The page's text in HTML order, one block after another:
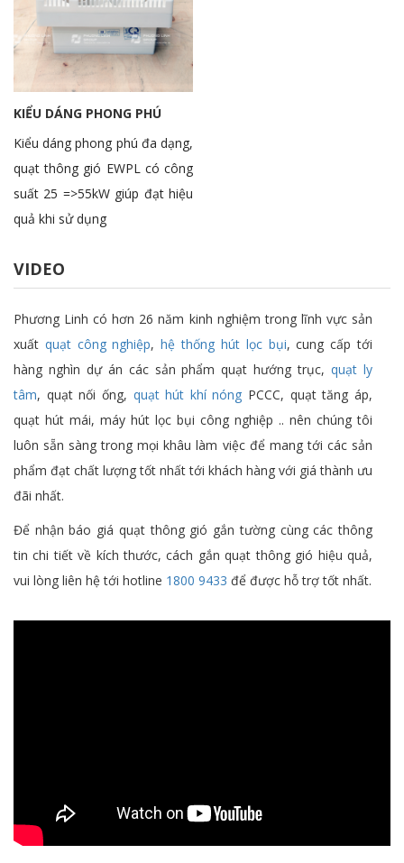
KIỂU DÁNG PHONG PHÚ
Kiểu dáng phong phú đa dạng,
quạt thông gió EWPL có công
suất 25 =>55kW giúp đạt hiệu
quả khi sử dụng
VIDEO
Phương Linh có hơn 26 năm kinh nghiệm trong lĩnh vực sản
xuất quạt công nghiệp,hệ thống hút lọc bụi, cung cấp tới
hàng nghìn dự án các sản phẩm quạt hướng trục,quạt ly
tâm, quạt nối ống, quạt hút khí nóng PCCC, quạt tăng áp,
quạt hút mái, máy hút lọc bụi công nghiệp .. nên chúng tôi
luôn sẵn sàng trong mọi khâu làm việc để mang tới các sản
phẩm đạt chất lượng tốt nhất tới khách hàng với giá thành ưu
đãi nhất.
Để nhận báo giá quạt thông gió gắn tường cùng các thông
tin chi tiết về kích thước, cách gắn quạt thông gió hiệu quả,
vui lòng liên hệ tới hotline 1800 9433 để được hỗ trợ tốt nhất.